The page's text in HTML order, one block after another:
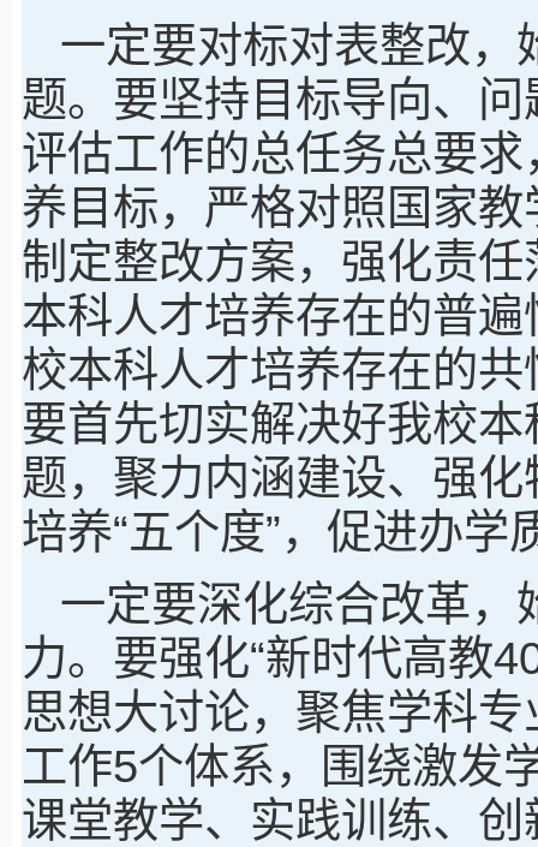
一定要对标对表整改，
题。要坚持目标导向、
评估工作的总任务总要
养目标，严格对照国家
制定整改方案，强化责
本科人才培养存在的普
校本科人才培养存在的
要首先切实解决好我校
题，聚力内涵建设、强
培养“五个度”，促进办学
一定要深化综合改革，
力。要强化“新时代高教
思想大讨论，聚焦学科
工作5个体系，围绕激发
课堂教学、实践训练、